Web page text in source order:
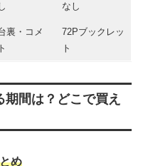
なし
裏・コメ
72Pブックレッ
ト
間は？どこで買え
め